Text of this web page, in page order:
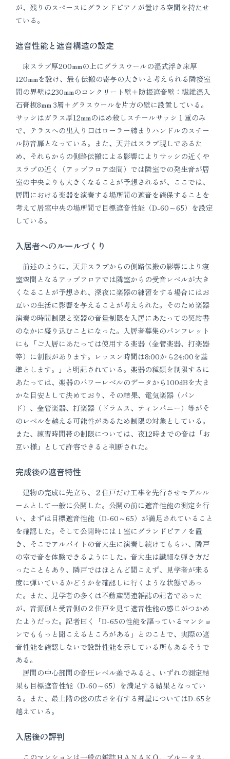
が、残りのスペースにグランドピアノが置ける空間を持たせ
ている。
遮音性能と遮音構造の設定
床スラブ厚200mmの上にグラスウールの湿式浮き床厚
120mmを設け、最も伝搬の寄与の大きいと考えられる隣接室
間の界壁は230mmのコンクリート壁＋防振遮音壁：繊維混入
石膏板8mm 3層＋グラスウールを片方の壁に設置している。
サッシはガラス厚12mmのはめ殺しスチールサッシ１重のみ
で、テラスへの出入り口はローラー締まりハンドルのスチー
ル防音扉となっている。また、天井はスラブ現しであるた
め、それらからの側路伝搬による影響によりサッシの近くや
スラブの近く（アップフロア空間）では隣室での発生音が居
室の中央よりも大きくなることが予想されるが、ここでは、
居間における楽器を演奏する場所間の遮音を確保することを
考えて居室中央の場所間で目標遮音性能（D-60～65）を設定
している。
入居者へのルールづくり
前述のように、天井スラブからの側路伝搬の影響により寝
室空間となるアップフロアでは隣室からの受音レベルが大き
くなることが予想され、深夜に楽器の練習をする場合にはお
互いの生活に影響を与えることが考えられた。そのため楽器
演奏の時間制限と楽器の音量制限を入居にあたっての契約書
のなかに盛り込むことになった。入居者募集のパンフレット
にも「ご入居にあたっては使用する楽器（金管楽器、打楽器
等）に制限があります。レッスン時間は8:00から24:00を基
準とします。」と明記されている。楽器の種類を制限するに
あたっては、楽器のパワーレベルのデータから100dBを大ま
かな目安として決めており、その結果、電気楽器（バン
ド）、金管楽器、打楽器（ドラムス、ティンパニー）等がそ
のレベルを越える可能性があるため制限の対象としている。
また、練習時間帯の制限については、夜12時までの音は「お
互い様」として許容できると判断された。
完成後の遮音特性
建物の完成に先立ち、２住戸だけ工事を先行させモデルル
ームとして一般に公開した。公開の前に遮音性能の測定を行
い、まずは目標遮音性能（D-60～65）が満足されていること
を確認した。そして公開時には１室にグランドピアノを置
き、そこでアルバイトの音大生に演奏し続けてもらい、隣戸
の室で音を体験できるようにした。音大生は繊細な弾き方だ
ったこともあり、隣戸ではほとんど聞こえず、見学者が来る
度に弾いているかどうかを確認しに行くような状態であっ
た。また、見学者の多くは不動産関連雑誌の記者であった
が、音源側と受音側の２住戸を見て遮音性能の感じがつかめ
たようだった。記者曰く「D-65の性能を謳っているマンショ
ンでももっと聞こえるところがある」とのことで、実際の遮
音性能を確認しないで設計性能を示している所もあるそうで
ある。
居間の中心部間の音圧レベル差でみると、いずれの測定結
果も目標遮音性能（D-60～65）を満足する結果となってい
る。また、最上階の倊の広さを有する部屋についてはD-65を
越えている。
入居後の評判
このマンションは一般の雑誌ＨＡＮＡＫＯ、ブルータス、